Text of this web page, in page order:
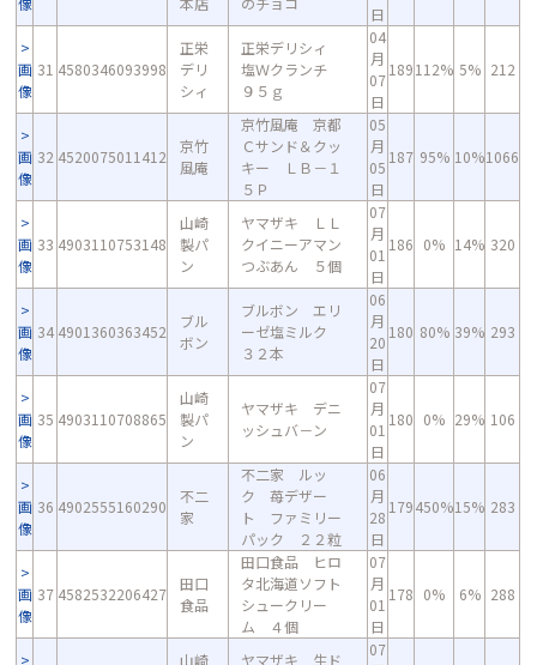
日
画
像
31 4580346093998
正栄
デリ
シィ
正栄デリシィ
塩Ｗクランチ
９５ｇ
04
月
07
日
189112% 5% 212
画
像
32 4520075011412
京竹
風庵
京竹風庵 京都
Ｃサンド＆クッ
キー ＬＢ－１
５Ｐ
05
月
05
日
187 95% 10%1066
画
像
33 4903110753148
山崎
製パ
ン
ヤマザキ ＬＬ
クイニーアマン
つぶあん ５個
07
月
01
日
186 0% 14% 320
画
像
34 4901360363452
ブル
ボン
ブルボン エリ
ーゼ塩ミルク
３２本
06
月
20
日
180 80% 39% 293
画
像
35 4903110708865
山崎
製パ
ン
ヤマザキ デニ
ッシュバ－ン
07
月
01
日
180 0% 29% 106
画
像
36 4902555160290
不二
家
不二家 ルッ
ク 苺デザー
ト ファミリー
パック ２２粒
06
月
28
日
179450%15% 283
画
像
37 4582532206427
田口
食品
田口食品 ヒロ
タ北海道ソフト
シュークリー
ム ４個
07
月
01
日
178 0% 6% 288
山崎
ヤマザキ 生ド
07